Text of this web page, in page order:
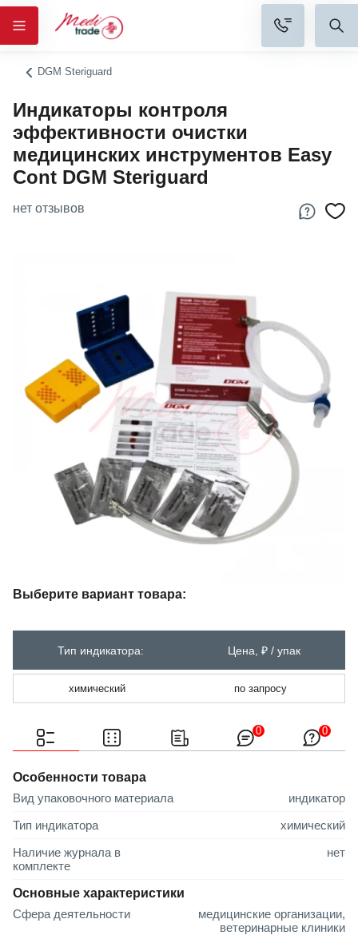
DGM Steriguard
Индикаторы контроля
эффективности очистки
медицинских инструментов Easy
Cont DGM Steriguard
нет отзывов
Выберите вариант товара:
Тип индикатора: Цена, ₽ / упак
химический по запросу
0 0
Особенности товара
Вид упаковочного материала
индикатор
Тип индикатора
химический
Наличие журнала в
комплекте
нет
Основные характеристики
Сфера деятельности
медицинские организации,
ветеринарные клиники